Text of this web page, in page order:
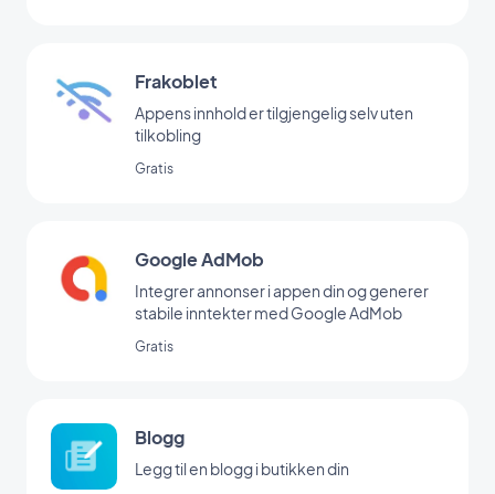
Frakoblet
Appens innhold er tilgjengelig selv uten
tilkobling
Gratis
Google AdMob
Integrer annonser i appen din og generer
stabile inntekter med Google AdMob
Gratis
Blogg
Legg til en blogg i butikken din